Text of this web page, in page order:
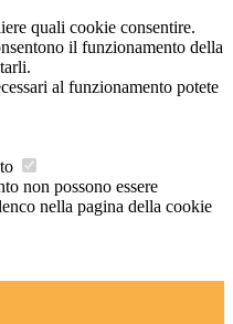
quali cookie consentire.
il funzionamento della
al funzionamento potete
non possono essere
nella pagina della cookie